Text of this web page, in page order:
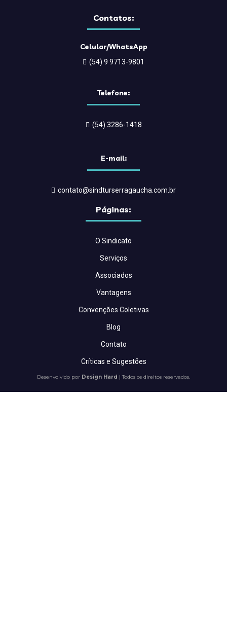
Contatos:
Celular/WhatsApp
(54) 9 9713-9801
Telefone:
(54) 3286-1418
E-mail:
contato@sindturserragaucha.com.br
Páginas:
O Sindicato
Serviços
Associados
Vantagens
Convenções Coletivas
Blog
Contato
Críticas e Sugestões
Desenvolvido por Design Hard | Todos os direitos reservados.